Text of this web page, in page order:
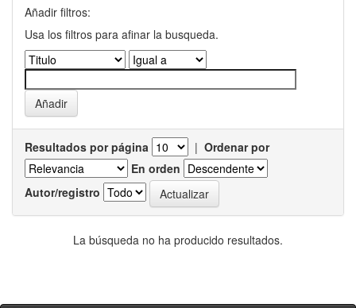
Añadir filtros:
Usa los filtros para afinar la busqueda.
Resultados por página | Ordenar por
En orden
Autor/registro
La búsqueda no ha producido resultados.